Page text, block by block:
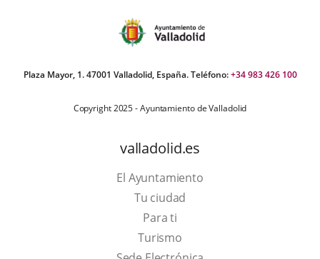
Plaza Mayor, 1. 47001 Valladolid, España. Teléfono:+34 983 426 100
Copyright 2025 - Ayuntamiento de Valladolid
valladolid.es
El Ayuntamiento
Tu ciudad
Para ti
TurismoEste